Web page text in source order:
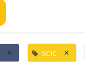
× SCIC ×